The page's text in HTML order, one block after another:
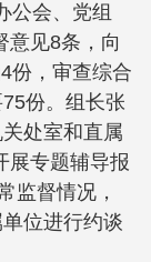
公会、党组
意见8条，向
份，审查综合
份。组长张
处室和直属
展专题辅导报
监督情况，
位进行约谈